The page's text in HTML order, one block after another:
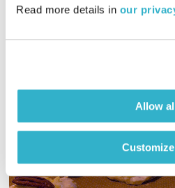
Read more details in our
Allow
Customize
והידידות מפסידה לניו-יורק. ושיר